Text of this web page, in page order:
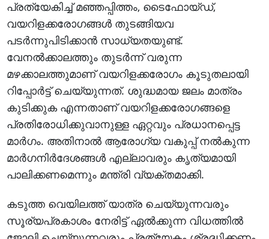
പ്രത്യേകിച്ച് മഞ്ഞപ്പിത്തം, ടൈഫോയ്ഡ്,
വയറിളക്കരോഗങ്ങള്‍ തുടങ്ങിയവ
പടര്‍ന്നുപിടിക്കാന്‍ സാധ്യതയുണ്ട്.
വേനല്‍ക്കാലത്തും തുടര്‍ന്ന് വരുന്ന
മഴക്കാലത്തുമാണ് വയറിളക്കരോഗം കൂടുതലായി
റിപ്പോര്‍ട്ട് ചെയ്യുന്നത്. ശുദ്ധമായ ജലം മാത്രം
കുടിക്കുക എന്നതാണ് വയറിളക്കരോഗങ്ങളെ
പ്രതിരോധിക്കുവാനുള്ള ഏറ്റവും പ്രധാനപ്പെട്ട
മാര്‍ഗം. അതിനാല്‍ ആരോഗ്യ വകുപ്പ് നല്‍കുന്ന
മാര്‍ഗനിര്‍ദേശങ്ങള്‍ എല്ലാവരും കൃത്യമായി
പാലിക്കണമെന്നും മന്ത്രി വ്യക്തമാക്കി.
കടുത്ത വെയിലത്ത് യാത്ര ചെയ്യുന്നവരും
സൂര്യപ്രകാശം നേരിട്ട് ഏല്‍ക്കുന്ന വിധത്തില്‍